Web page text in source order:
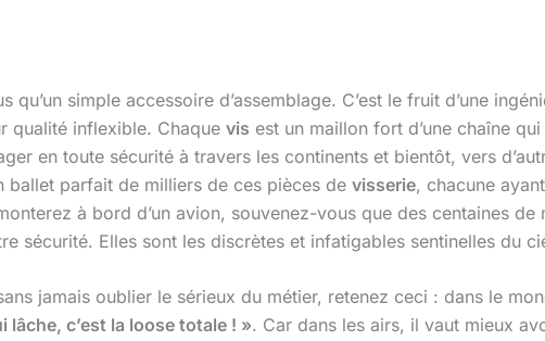
qu’un simple accessoire d’assemblage. C’est le fruit d’une
qualité inflexible. Chaque vis est un maillon fort d’une chaîne
en toute sécurité à travers les continents et bientôt, vers
ballet parfait de milliers de ces pièces de visserie, chacune
à bord d’un avion, souvenez-vous que des centaines de
sécurité. Elles sont les discrètes et infatigables sentinelles du
jamais oublier le sérieux du métier, retenez ceci : dans le
lâche, c’est la loose totale ! ». Car dans les airs, il vaut mieux